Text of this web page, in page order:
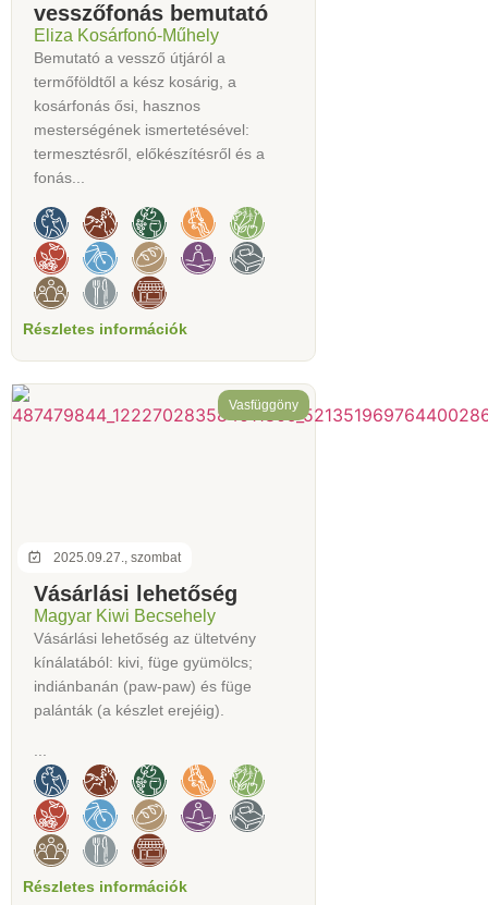
vesszőfonás bemutató
Eliza Kosárfonó-Műhely
Bemutató a vessző útjáról a
termőföldtől a kész kosárig, a
kosárfonás ősi, hasznos
mesterségének ismertetésével:
termesztésről, előkészítésről és a
fonás...
Részletes információk
2025.09.27., szombat
Vasfüggöny
Vásárlási lehetőség
Magyar Kiwi Becsehely
Vásárlási lehetőség az ültetvény
kínálatából: kivi, füge gyümölcs;
indiánbanán (paw-paw) és füge
palánták (a készlet erejéig).
Részletes információk